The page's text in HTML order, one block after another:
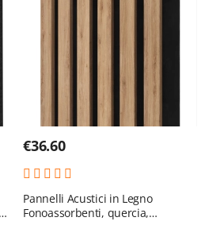
€36.60
Pannelli Acustici in Legno
Fonoassorbenti, quercia,